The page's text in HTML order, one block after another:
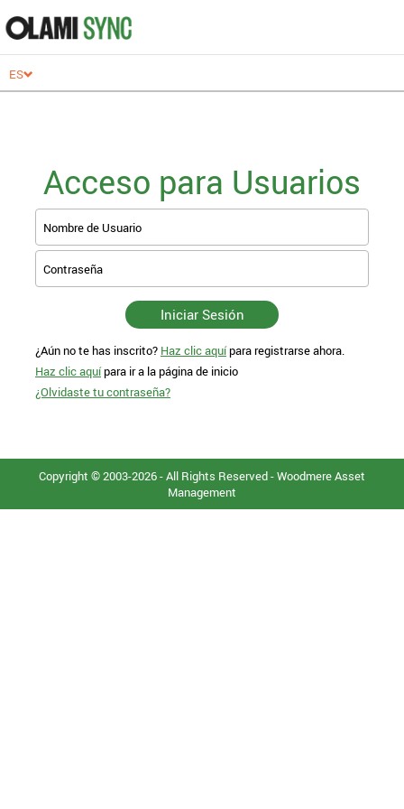
ES
Acceso para Usuarios
Nombre de Usuario
Contraseña
Iniciar Sesión
¿Aún no te has inscrito? Haz clic aquípara registrarse ahora.
Haz clic aquípara ir a la página de inicio
¿Olvidaste tu contraseña?
Copyright © 2003-2026 - All Rights Reserved - Woodmere Asset
Management